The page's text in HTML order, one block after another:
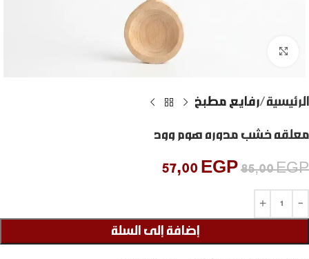
Click to enlarge
الرئيسية رفايع مطبخ
معلقه خشب مدوره هوم وود
85,00EGP
57,00 EGP
إضافة إلى السلة